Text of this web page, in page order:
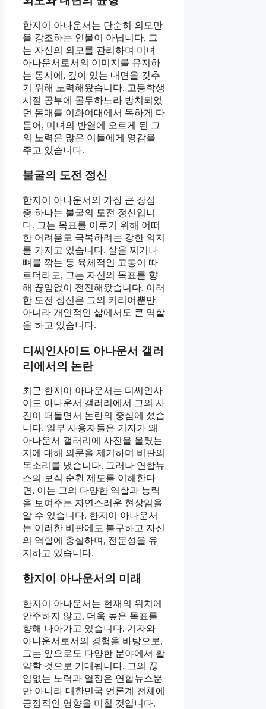
한지이 아나운서는 단순히 외모만
을 강조하는 인물이 아닙니다. 그
는 자신의 외모를 관리하며 미녀
아나운서로서의 이미지를 유지하
는 동시에, 깊이 있는 내면을 갖추
기 위해 노력해왔습니다. 고등학생
시절 공부에 몰두하느라 방치되었
던 몸매를 이화여대에서 독하게 다
듬어, 미녀의 반열에 오르게 된 그
의 노력은 많은 이들에게 영감을
주고 있습니다.
불굴의 도전 정신
한지이 아나운서의 가장 큰 장점
중 하나는 불굴의 도전 정신입니
다. 그는 목표를 이루기 위해 어떠
한 어려움도 극복하려는 강한 의지
를 가지고 있습니다. 살을 찌거나
뼈를 깎는 등 육체적인 고통이 따
르더라도, 그는 자신의 목표를 향
해 끊임없이 전진해왔습니다. 이러
한 도전 정신은 그의 커리어뿐만
아니라 개인적인 삶에서도 큰 역할
을 하고 있습니다.
디씨인사이드 아나운서 갤러
리에서의 논란
최근 한지이 아나운서는 디씨인사
이드 아나운서 갤러리에서 그의 사
진이 떠돌면서 논란의 중심에 섰습
니다. 일부 사용자들은 기자가 왜
아나운서 갤러리에 사진을 올렸는
지에 대해 의문을 제기하며 비판의
목소리를 냈습니다. 그러나 연합뉴
스의 보직 순환 제도를 이해한다
면, 이는 그의 다양한 역할과 능력
을 보여주는 자연스러운 현상임을
알 수 있습니다. 한지이 아나운서
는 이러한 비판에도 불구하고 자신
의 역할에 충실하며, 전문성을 유
지하고 있습니다.
한지이 아나운서의 미래
한지이 아나운서는 현재의 위치에
안주하지 않고, 더욱 높은 목표를
향해 나아가고 있습니다. 기자와
아나운서로서의 경험을 바탕으로,
그는 앞으로도 다양한 분야에서 활
약할 것으로 기대됩니다. 그의 끊
임없는 노력과 열정은 연합뉴스뿐
만 아니라 대한민국 언론계 전체에
긍정적인 영향을 미칠 것입니다.